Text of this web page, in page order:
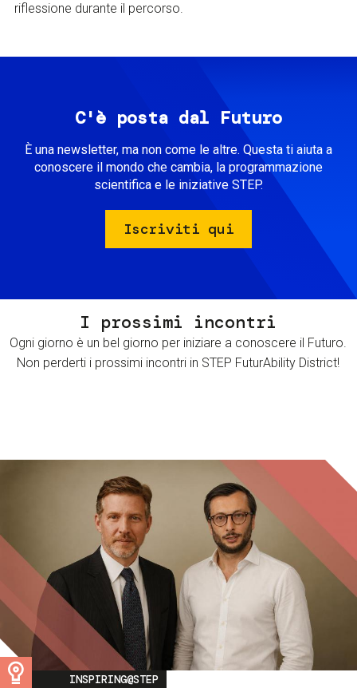
riflessione durante il percorso.
C'è posta dal Futuro
È una newsletter, ma non come le altre. Questa ti aiuta a
conoscere il mondo che cambia, la programmazione
scientifica e le iniziative STEP.
Iscriviti qui
I prossimi incontri
Ogni giorno è un bel giorno per iniziare a conoscere il Futuro.
Non perderti i prossimi incontri in STEP FuturAbility District!
Image
INSPIRING@STEP